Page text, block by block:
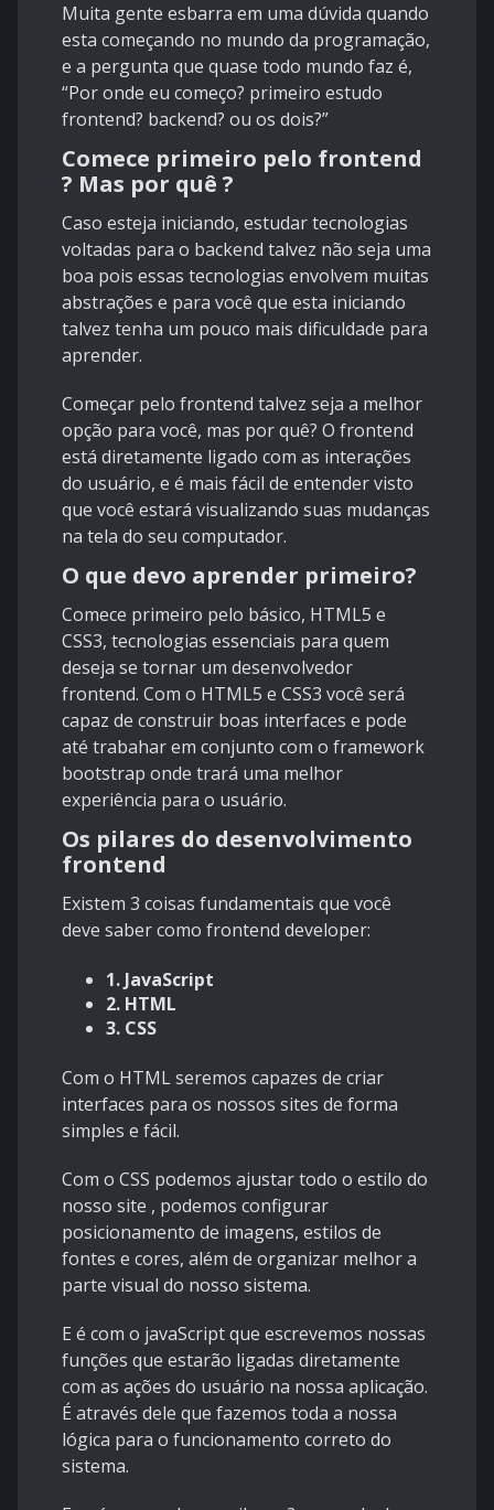
Muita gente esbarra em uma dúvida quando
esta começando no mundo da programação,
e a pergunta que quase todo mundo faz é,
“Por onde eu começo? primeiro estudo
frontend? backend? ou os dois?”
Comece primeiro pelo frontend
? Mas por quê ?
Caso esteja iniciando, estudar tecnologias
voltadas para o backend talvez não seja uma
boa pois essas tecnologias envolvem muitas
abstrações e para você que esta iniciando
talvez tenha um pouco mais dificuldade para
aprender.
Começar pelo frontend talvez seja a melhor
opção para você, mas por quê? O frontend
está diretamente ligado com as interações
do usuário, e é mais fácil de entender visto
que você estará visualizando suas mudanças
na tela do seu computador.
O que devo aprender primeiro?
Comece primeiro pelo básico, HTML5 e
CSS3, tecnologias essenciais para quem
deseja se tornar um desenvolvedor
frontend. Com o HTML5 e CSS3 você será
capaz de construir boas interfaces e pode
até trabahar em conjunto com o framework
bootstrap onde trará uma melhor
experiência para o usuário.
Os pilares do desenvolvimento
frontend
Existem 3 coisas fundamentais que você
deve saber como frontend developer:
1. JavaScript
2. HTML
3. CSS
Com o HTML seremos capazes de criar
interfaces para os nossos sites de forma
simples e fácil.
Com o CSS podemos ajustar todo o estilo do
nosso site , podemos configurar
posicionamento de imagens, estilos de
fontes e cores, além de organizar melhor a
parte visual do nosso sistema.
E é com o javaScript que escrevemos nossas
funções que estarão ligadas diretamente
com as ações do usuário na nossa aplicação.
É através dele que fazemos toda a nossa
lógica para o funcionamento correto do
sistema.